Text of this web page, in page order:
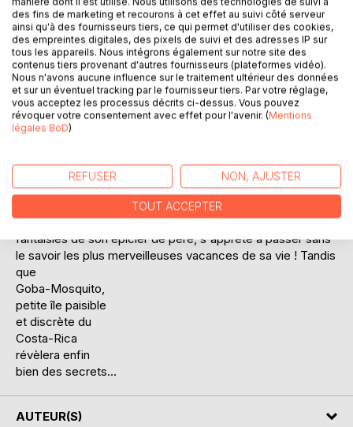
DESCRIPTION
"- Nous avons ce que Novagrande n'a pas : le mystère. Le
mystère ! avait proclamé papa Paco.
mystère ? avait dit maman.
- Le vendre ! avait répliqué papa Paco."
Et c'est ainsi que Juanito, embarqué dans les
fantaisies de son épicier de père, s'apprête à passer sans
le savoir les plus merveilleuses vacances de sa vie ! Tandis
que
Goba-Mosquito,
petite île paisible
et discrète du
Costa-Rica
révèlera enfin
bien des secrets...
AUTEUR(S)
des fins de marketing et recourons à cet effet au suivi côté serveur
ainsi qu'à des fournisseurs tiers, ce qui permet d'utiliser des cookies,
des empreintes digitales, des pixels de suivi et des adresses IP sur
tous les appareils. Nous intégrons également sur notre site des
contenus tiers provenant d'autres fournisseurs (plateformes vidéo).
Nous n'avons aucune influence sur le traitement ultérieur des données
et sur un éventuel tracking par le fournisseur tiers. Par votre réglage,
vous acceptez les processus décrits ci-dessus. Vous pouvez
révoquer votre consentement avec effet pour l'avenir. (Mentions
légales BoD)
REFUSER NON, AJUSTER
TOUT ACCEPTER